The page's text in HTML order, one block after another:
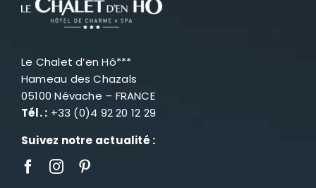
Le Chalet d’en Hô***
Hameau des Chazals
05100 Névache – FRANCE
Tél. : +33 (0)4 92 20 12 29
Suivez notre actualité :